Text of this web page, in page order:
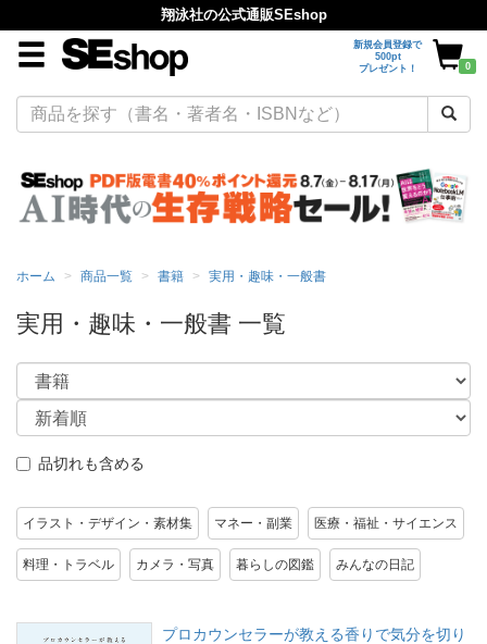
翔泳社の公式通販SEshop
新規会員登録で
500pt
プレゼント！
0
ホーム 商品一覧 書籍 実用・趣味・一般書
実用・趣味・一般書 一覧
品切れも含める
イラスト・デザイン・素材集 マネー・副業 医療・福祉・サイエンス
料理・トラベル カメラ・写真 暮らしの図鑑 みんなの日記
プロカウンセラーが教える香りで気分を切り